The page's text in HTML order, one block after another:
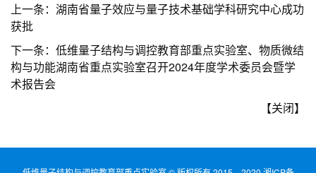
上一条： 湖南省量子效应与量子技术基础学科研究中心成功
获批
下一条： 低维量子结构与调控教育部重点实验室、物质微结
构与功能湖南省重点实验室召开2024年度学术委员会暨学
术报告会
【关闭】